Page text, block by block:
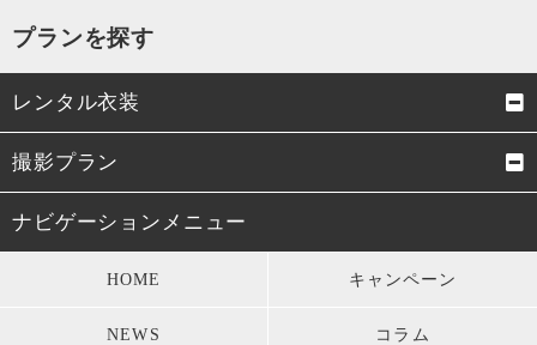
プランを探す
レンタル衣装
成人式振袖
男性成人式袴
七五三衣装 留袖・訪問着・振袖
モーニング・礼服 パーティードレス
撮影プラン
成人式前撮り
ィング
ナビゲーションメニュー
HOME キャンペーン
NEWS コラム